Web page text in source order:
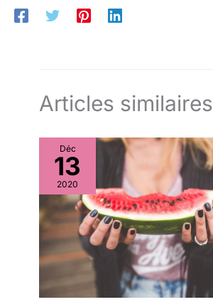
Articles similaires
Déc
13
2020